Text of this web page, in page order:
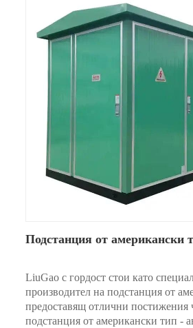
Подстанция от американски
LiuGao с гордост стои като
производител на подстанция от
предоставящ отлични постижения
подстанция от американски тип -